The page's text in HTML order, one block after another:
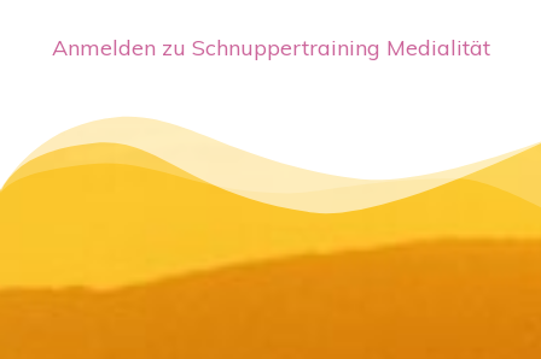
Anmelden zu Schnuppertraining Medialität